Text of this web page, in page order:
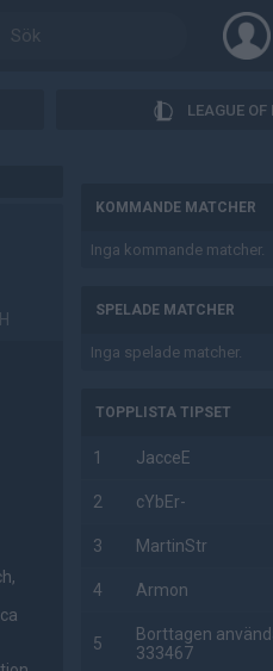
LEAGUE OF
KOMMANDE MATCHER
Inga kommande matcher.
SPELADE MATCHER
Inga spelade matcher.
TOPPLISTA TIPSET
1 JacceE
2 cYbEr-
3 MartinStr
4 Armon
5
Borttagen
333467